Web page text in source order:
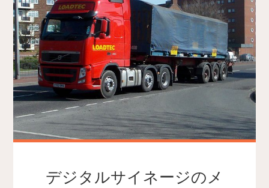
デジタルサイネージのメ